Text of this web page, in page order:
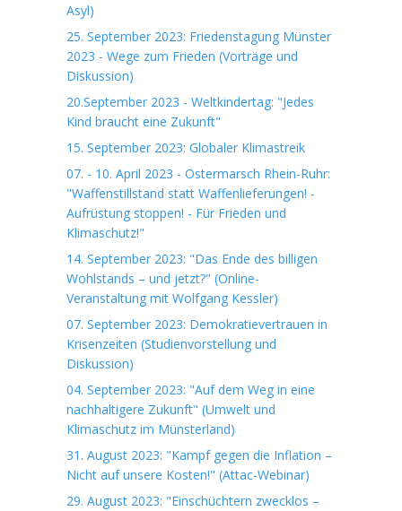
Asyl)
25. September 2023: Friedenstagung Münster
2023 - Wege zum Frieden (Vorträge und
Diskussion)
20.September 2023 - Weltkindertag: "Jedes
Kind braucht eine Zukunft"
15. September 2023: Globaler Klimastreik
07. - 10. April 2023 - Ostermarsch Rhein-Ruhr:
"Waffenstillstand statt Waffenlieferungen! -
Aufrüstung stoppen! - Für Frieden und
Klimaschutz!"
14. September 2023: "Das Ende des billigen
Wohlstands – und jetzt?" (Online-
Veranstaltung mit Wolfgang Kessler)
07. September 2023: Demokratievertrauen in
Krisenzeiten (Studienvorstellung und
Diskussion)
04. September 2023: "Auf dem Weg in eine
nachhaltigere Zukunft" (Umwelt und
Klimaschutz im Münsterland)
31. August 2023: "Kampf gegen die Inflation –
Nicht auf unsere Kosten!" (Attac-Webinar)
29. August 2023: "Einschüchtern zwecklos –